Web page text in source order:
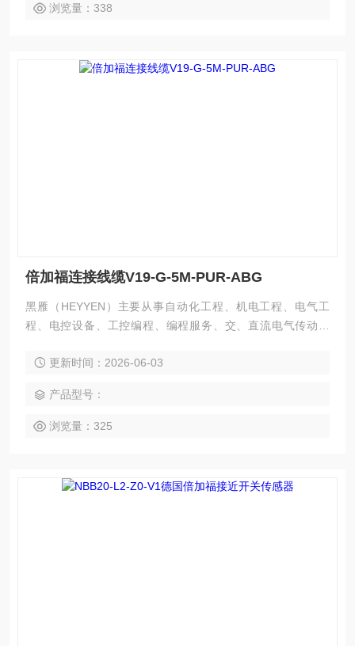
浏览量：338
倍加福连接线缆V19-G-5M-PUR-ABG
黑雁（HEYYEN）主要从事自动化工程、机电工程、电气工
程、电控设备、工控编程、编程服务、交、直流电气传动系
包工程项目，还可为用户设计开发*的自动化控制系统并直接提
纺织、食品、制药、电力、环保、印刷、造纸及科研实验等多
个领域。 倍加福连接线缆V19-G-5M-PUR-ABG
更新时间：2026-06-03
产品型号：
浏览量：325